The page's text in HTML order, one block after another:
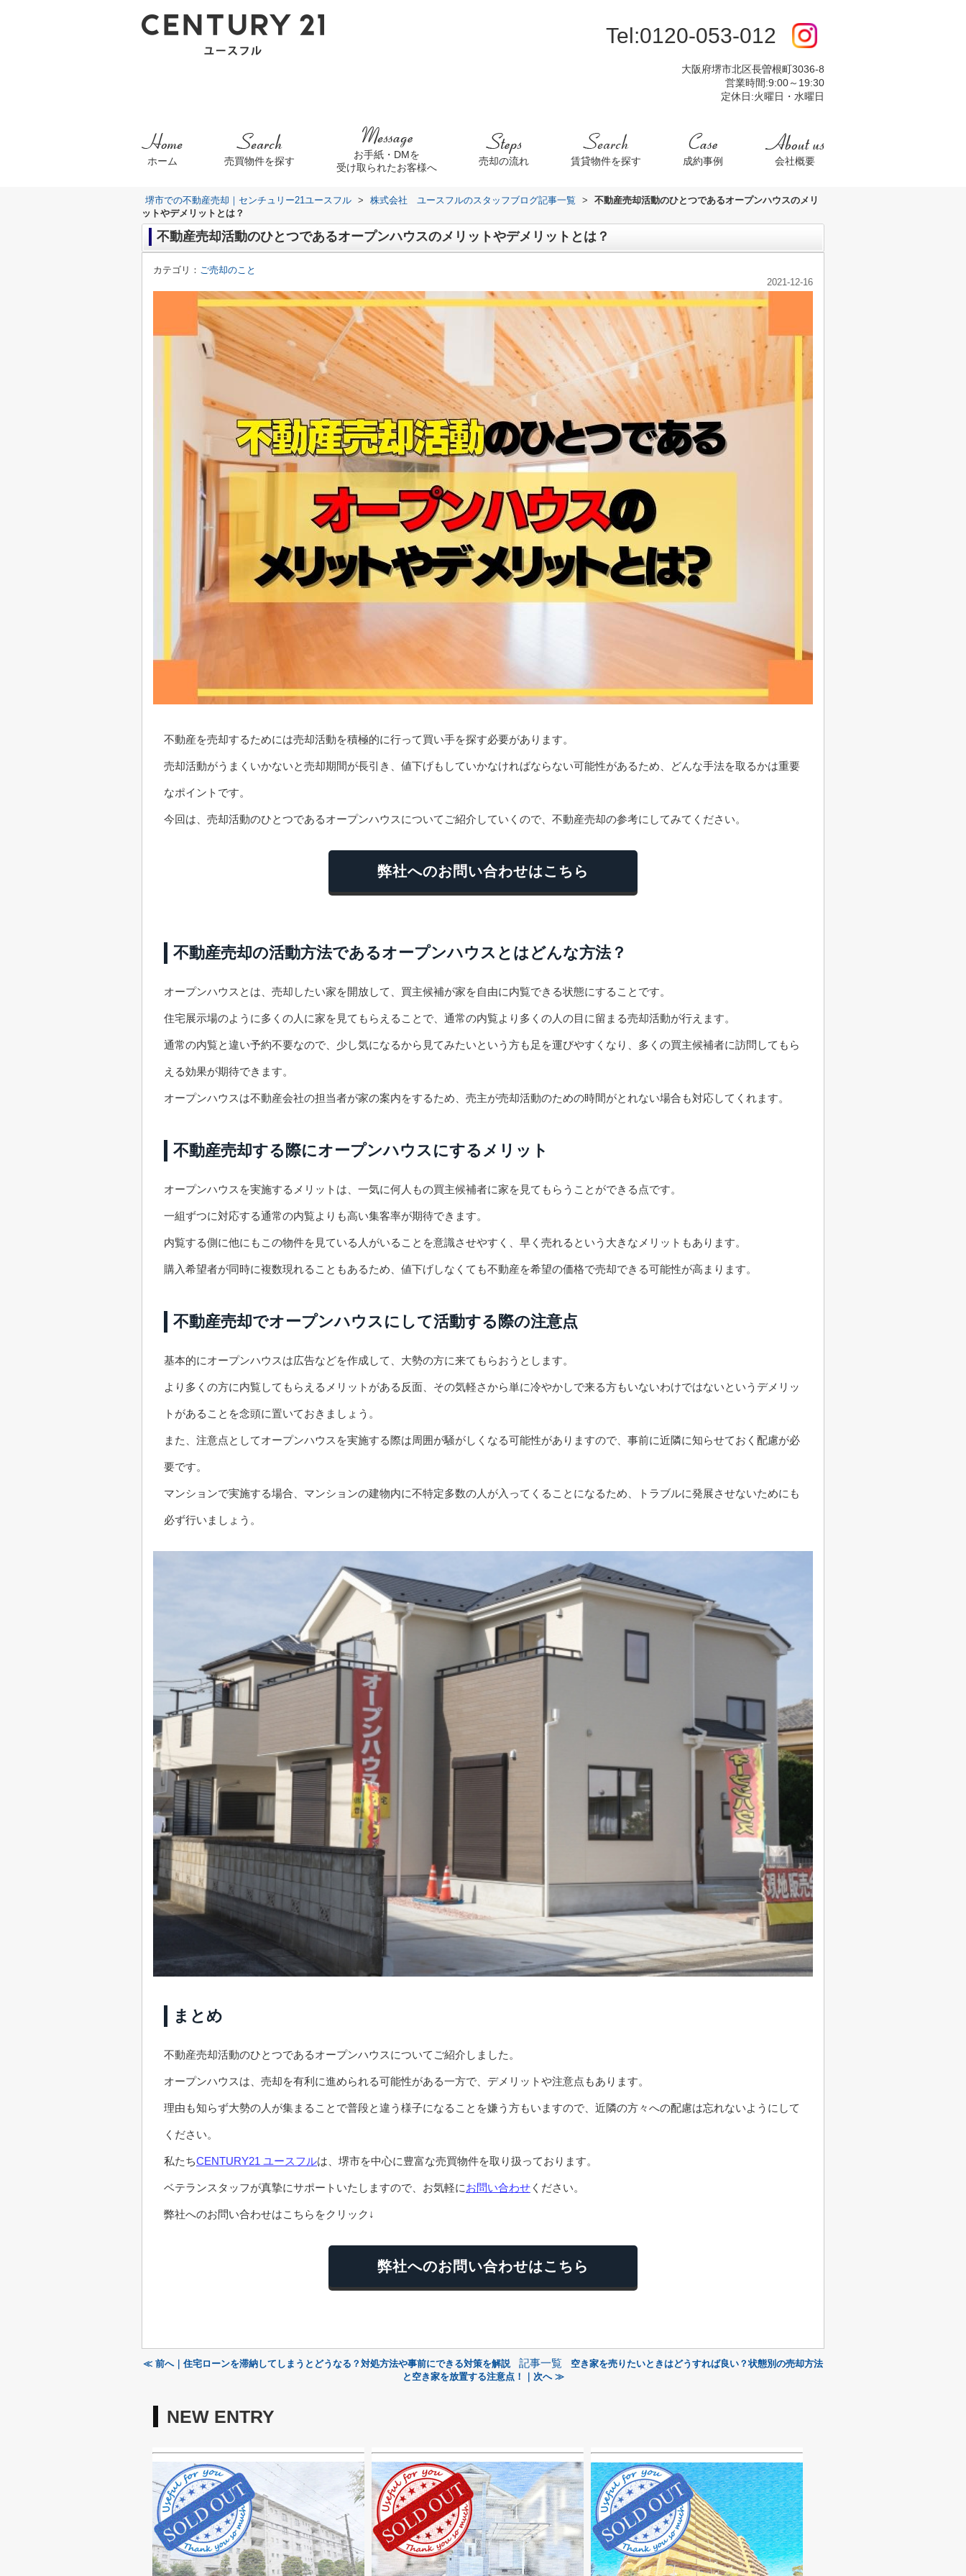
Tel:0120-053-012
大阪府堺市北区長曽根町3036-8
営業時間:9:00～19:30
定休日:火曜日・水曜日
ホーム 売買物件を探す
お手紙・DMを
受け取られたお客様へ
売却の流れ 賃貸物件を探す 成約事例 会社概要
堺市での不動産売却｜センチュリー21ユースフル > 株式会社 ユースフルのスタッフブログ記事一覧 >
不動産売却活動のひとつであるオープンハウスのメリ
ットやデメリットとは？
不動産売却活動のひとつであるオープンハウスのメリットやデメリットとは？
カテゴリ： ご売却のこと
2021-12-16
不動産を売却するためには売却活動を積極的に行って買い手を探す必要があります。
売却活動がうまくいかないと売却期間が長引き、値下げもしていかなければならない可能性があるため、どんな手法を取るかは重要
なポイントです。
今回は、売却活動のひとつであるオープンハウスについてご紹介していくので、不動産売却の参考にしてみてください。
弊社へのお問い合わせはこちら
不動産売却の活動方法であるオープンハウスとはどんな方法？
オープンハウスとは、売却したい家を開放して、買主候補が家を自由に内覧できる状態にすることです。
住宅展示場のように多くの人に家を見てもらえることで、通常の内覧より多くの人の目に留まる売却活動が行えます。
通常の内覧と違い予約不要なので、少し気になるから見てみたいという方も足を運びやすくなり、多くの買主候補者に訪問してもら
える効果が期待できます。
オープンハウスは不動産会社の担当者が家の案内をするため、売主が売却活動のための時間がとれない場合も対応してくれます。
不動産売却する際にオープンハウスにするメリット
オープンハウスを実施するメリットは、一気に何人もの買主候補者に家を見てもらうことができる点です。
一組ずつに対応する通常の内覧よりも高い集客率が期待できます。
内覧する側に他にもこの物件を見ている人がいることを意識させやすく、早く売れるという大きなメリットもあります。
購入希望者が同時に複数現れることもあるため、値下げしなくても不動産を希望の価格で売却できる可能性が高まります。
不動産売却でオープンハウスにして活動する際の注意点
基本的にオープンハウスは広告などを作成して、大勢の方に来てもらおうとします。
より多くの方に内覧してもらえるメリットがある反面、その気軽さから単に冷やかしで来る方もいないわけではないというデメリッ
トがあることを念頭に置いておきましょう。
また、注意点としてオープンハウスを実施する際は周囲が騒がしくなる可能性がありますので、事前に近隣に知らせておく配慮が必
要です。
マンションで実施する場合、マンションの建物内に不特定多数の人が入ってくることになるため、トラブルに発展させないためにも
必ず行いましょう。
まとめ
不動産売却活動のひとつであるオープンハウスについてご紹介しました。
オープンハウスは、売却を有利に進められる可能性がある一方で、デメリットや注意点もあります。
理由も知らず大勢の人が集まることで普段と違う様子になることを嫌う方もいますので、近隣の方々への配慮は忘れないようにして
ください。
私たちCENTURY21 ユースフルは、堺市を中心に豊富な売買物件を取り扱っております。
ベテランスタッフが真摯にサポートいたしますので、お気軽にお問い合わせ ください。
弊社へのお問い合わせはこちらをクリック↓
弊社へのお問い合わせはこちら
≪ 前へ｜住宅ローンを滞納してしまうとどうなる？対処方法や事前にできる対策を解説 記事一覧
空き家を売りたいときはどうすれば良い？状態別の売却方法
と空き家を放置する注意点！｜次へ ≫
NEW ENTRY